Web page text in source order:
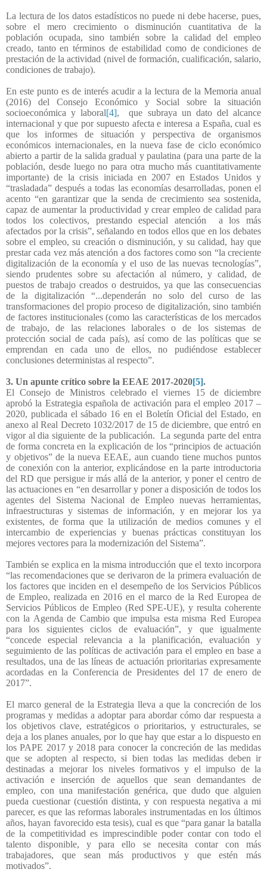
La lectura de los datos estadísticos no puede ni debe hacerse, pues,
sobre el mero crecimiento o disminución cuantitativa de la
población ocupada, sino también sobre la calidad del empleo
creado, tanto en términos de estabilidad como de condiciones de
prestación de la actividad (nivel de formación, cualificación, salario,
condiciones de trabajo).
En este punto es de interés acudir a la lectura de la Memoria anual
(2016) del Consejo Económico y Social sobre la situación
socioeconómica y laboral[4],
que subraya un dato del alcance
internacional y que por supuesto afecta e interesa a España, cual es
que los informes de situación y perspectiva de organismos
económicos internacionales, en la nueva fase de ciclo económico
abierto a partir de la salida gradual y paulatina (para una parte de la
población, desde luego no para otra mucho más cuantitativamente
importante) de la crisis iniciada en 2007 en Estados Unidos y
“trasladada” después a todas las economías desarrolladas, ponen el
acento “en garantizar que la senda de crecimiento sea sostenida,
capaz de aumentar la productividad y crear empleo de calidad para
todos los colectivos, prestando especial atención a los más
afectados por la crisis”, señalando en todos ellos que en los debates
sobre el empleo, su creación o disminución, y su calidad, hay que
prestar cada vez más atención a dos factores como son “la creciente
digitalización de la economía y el uso de las nuevas tecnologías”,
siendo prudentes sobre su afectación al número, y calidad, de
puestos de trabajo creados o destruidos, ya que las consecuencias
de la digitalización “...dependerán no solo del curso de las
transformaciones del propio proceso de digitalización, sino también
de factores institucionales (como las características de los mercados
de trabajo, de las relaciones laborales o de los sistemas de
protección social de cada país), así como de las políticas que se
emprendan en cada uno de ellos, no pudiéndose establecer
conclusiones deterministas al respecto”.
3. Un apunte crítico sobre la EEAE 2017-2020[5].
El Consejo de Ministros celebrado el viernes 15 de diciembre
aprobó la Estrategia española de activación para el empleo 2017 –
2020, publicada el sábado 16 en el Boletín Oficial del Estado, en
anexo al Real Decreto 1032/2017 de 15 de diciembre, que entró en
vigor al dia siguiente de la publicación.
La segunda parte del entra
de forma concreta en la explicación de los “principios de actuación
y objetivos” de la nueva EEAE, aun cuando tiene muchos puntos
de conexión con la anterior, explicándose en la parte introductoria
del RD que persigue ir más allá de la anterior, y poner el centro de
las actuaciones en “en desarrollar y poner a disposición de todos los
agentes del Sistema Nacional de Empleo nuevas herramientas,
infraestructuras y sistemas de información, y en mejorar los ya
existentes, de forma que la utilización de medios comunes y el
intercambio de experiencias y buenas prácticas constituyan los
mejores vectores para la modernización del Sistema”.
También se explica en la misma introducción que el texto incorpora
“las recomendaciones que se derivaron de la primera evaluación de
los factores que inciden en el desempeño de los Servicios Públicos
de Empleo, realizada en 2016 en el marco de la Red Europea de
Servicios Públicos de Empleo (Red SPE-UE), y resulta coherente
con la Agenda de Cambio que impulsa esta misma Red Europea
para los siguientes ciclos de evaluación”, y que igualmente
“concede especial relevancia a la planificación, evaluación y
seguimiento de las políticas de activación para el empleo en base a
resultados, una de las líneas de actuación prioritarias expresamente
acordadas en la Conferencia de Presidentes del 17 de enero de
2017”.
El marco general de la Estrategia lleva a que la concreción de los
programas y medidas a adoptar para abordar cómo dar respuesta a
los objetivos clave, estratégicos o prioritarios, y estructurales, se
deja a los planes anuales, por lo que hay que estar a lo dispuesto en
los PAPE 2017 y 2018 para conocer la concreción de las medidas
que se adopten al respecto, si bien todas las medidas deben ir
destinadas a mejorar los niveles formativos y el impulso de la
activación e inserción de aquellos que sean demandantes de
empleo, con una manifestación genérica, que dudo que alguien
pueda cuestionar (cuestión distinta, y con respuesta negativa a mi
parecer, es que las reformas laborales instrumentadas en los últimos
años, hayan favorecido esta tesis), cual es que “para ganar la batalla
de la competitividad es imprescindible poder contar con todo el
talento disponible, y para ello se necesita contar con más
trabajadores, que sean más productivos y que estén más
motivados”.